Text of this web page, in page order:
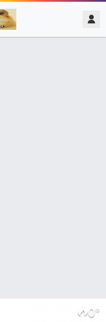
0°
2020/2/13